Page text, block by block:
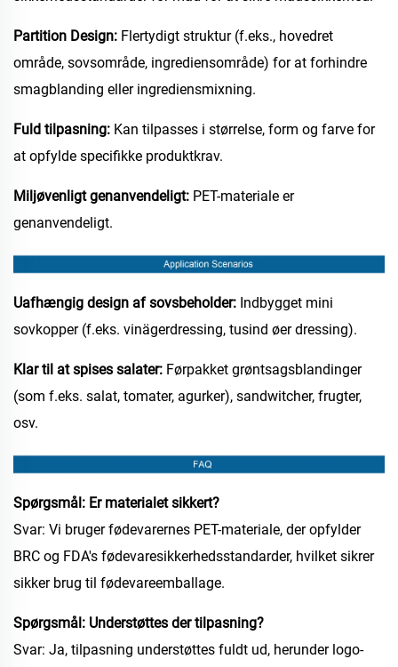
Partition Design: Flertydigt struktur (f.eks., hovedret
område, sovsområde, ingrediensområde) for at forhindre
smagblanding eller ingrediensmixning.
Fuld tilpasning: Kan tilpasses i størrelse, form og farve for
at opfylde specifikke produktkrav.
Miljøvenligt genanvendeligt: PET-materiale er
genanvendeligt.
Uafhængig design af sovsbeholder: Indbygget mini
sovkopper (f.eks. vinägerdressing, tusind øer dressing).
Klar til at spises salater: Førpakket grøntsagsblandinger
(som f.eks. salat, tomater, agurker), sandwitcher, frugter,
osv.
Spørgsmål: Er materialet sikkert?
Svar: Vi bruger fødevarernes PET-materiale, der opfylder
BRC og FDA's fødevaresikkerhedsstandarder, hvilket sikrer
sikker brug til fødevareemballage.
Spørgsmål: Understøttes der tilpasning?
Svar: Ja, tilpasning understøttes fuldt ud, herunder logo-